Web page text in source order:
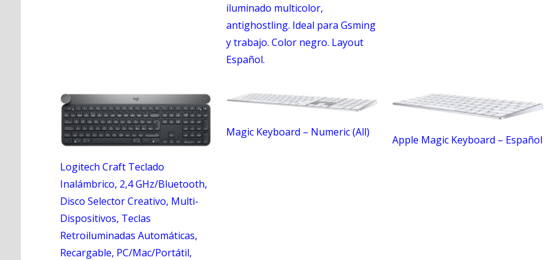
iluminado multicolor,
antighostling. Ideal para Gsming
y trabajo. Color negro. Layout
Español.
Logitech Craft Teclado
Inalámbrico, 2,4 GHz/Bluetooth,
Disco Selector Creativo, Multi-
Dispositivos, Teclas
Retroiluminadas Automáticas,
Recargable, PC/Mac/Portátil,
Magic Keyboard – Numeric (All)
Apple Magic Keyboard – Español